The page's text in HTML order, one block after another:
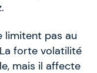
limitent pas au
forte volatilité
mais il affecte